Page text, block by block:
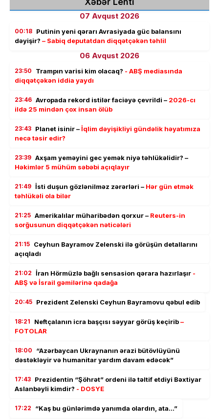
07 Avqust 2026
00:18 Putinin yeni qərarı Avrasiyada güc balansını
dəyişir? – Sabiq deputatdan diqqətçəkən təhlil
06 Avqust 2026
23:50 Trampın varisi kim olacaq? - ABŞ mediasında
diqqətçəkən iddia yaydı
23:46 Avropada rekord istilər faciəyə çevrildi – 2026-cı
ildə 25 mindən çox insan ölüb
23:43 Planet isinir –İqlim dəyişikliyi gündəlik həyatımıza
necə təsir edir?
23:39 Axşam yeməyini gec yemək niyə təhlükəlidir? –
Həkimlər 5 mühüm səbəbi açıqlayır
21:49 İsti duşun gözlənilməz zərərləri – Hər gün etmək
təhlükəli ola bilər
21:25 Amerikalılar müharibədən qorxur – Reuters-in
sorğusunun diqqətçəkən nəticələri
21:15 Ceyhun Bayramov Zelenski ilə görüşün detallarını
açıqladı
21:02 İran Hörmüzlə bağlı sensasion qərara hazırlaşır -
ABŞ və İsrail gəmilərinə qadağa
20:45 Prezident Zelenski Ceyhun Bayramovu qəbul edib
18:21 Neftçalanın icra başçısı səyyar görüş keçirib–
FOTOLAR
18:00
“Azərbaycan Ukraynanın ərazi bütövlüyünü
dəstəkləyir və humanitar yardım davam edəcək”
17:43 Prezidentin “Şöhrət” ordeni ilə təltif etdiyi Bəxtiyar
Aslanbəyli kimdir? - DOSYE
17:22 “Kaş bu günlərimdə yanımda olardın, ata…”